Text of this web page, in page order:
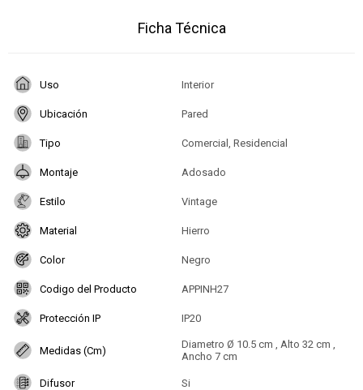
Ficha Técnica
Uso Interior
Ubicación Pared
Tipo Comercial, Residencial
Montaje Adosado
Estilo Vintage
Material Hierro
Color Negro
Codigo del Producto APPINH27
Protección IP IP20
Medidas (Cm)
Diametro Ø 10.5 cm , Alto 32 cm ,
Ancho 7 cm
Difusor Si